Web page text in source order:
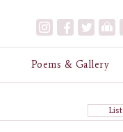
Poems & Gallery
List